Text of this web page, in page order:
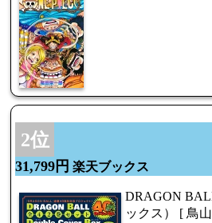
2位
31,799円 楽天ブックス
DRAGON
ックス） [ 鳥